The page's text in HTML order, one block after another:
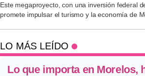
Este megaproyecto, con una inversión federal
promete impulsar el turismo y la economía de
LO MÁS LEÍDO
Lo que importa en Morelos,